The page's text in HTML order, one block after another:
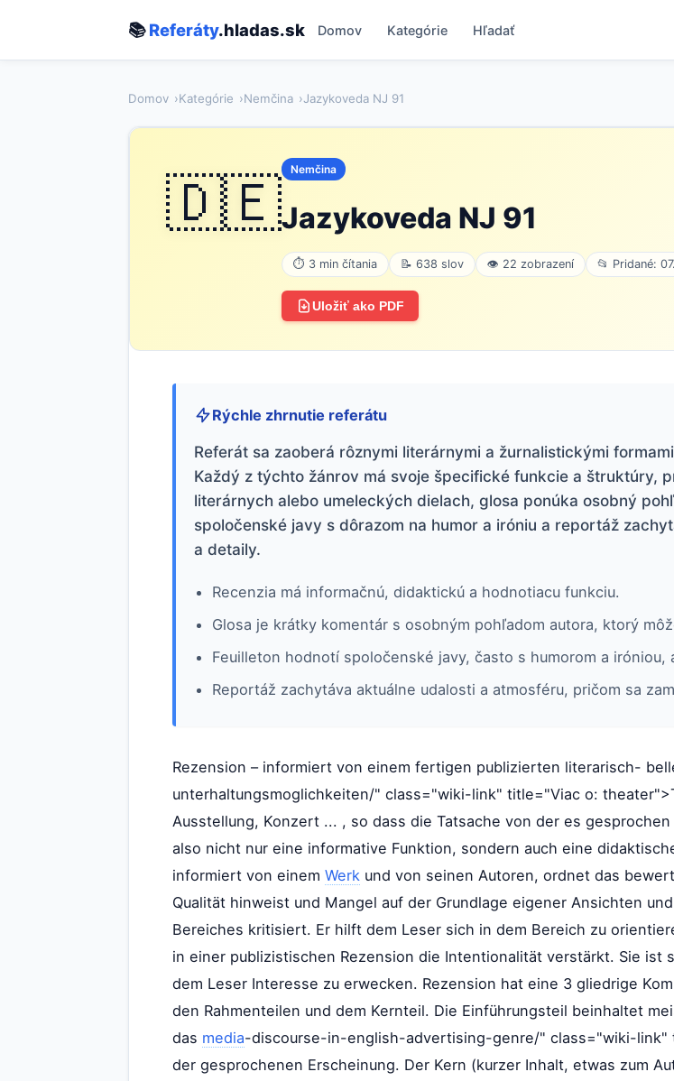
📚Referáty.hladas.sk Domov Kategórie Hľadať
Domov Kategórie Nemčina Jazykoveda NJ 91
🇩🇪 Nemčina
Jazykoveda NJ 91
⏱ 3 min čítania 📝 638 slov 👁 22 zobrazení 📂 Pridané:
Uložiť ako PDF
Rýchle zhrnutie referátu
Referát sa zaoberá rôznymi literárnymi a žurnalistickými
Každý z týchto žánrov má svoje špecifické funkcie a štruktúry,
literárnych alebo umeleckých dielach, glosa ponúka osobný
spoločenské javy s dôrazom na humor a iróniu a reportáž
a detaily.
Recenzia má informačnú, didaktickú a hodnotiacu funkciu.
Glosa je krátky komentár s osobným pohľadom autora, ktorý
Feuilleton hodnotí spoločenské javy, často s humorom a
Reportáž zachytáva aktuálne udalosti a atmosféru, pričom sa
Rezension – informiert von einem fertigen publizierten literarisch-
unterhaltungsmoglichkeiten/" class="wiki-link" title="Viac o:
Ausstellung, Konzert ... , so dass die Tatsache von der es
also nicht nur eine informative Funktion, sondern auch eine
informiert von einem Werk und von seinen Autoren, ordnet das
Qualität hinweist und Mangel auf der Grundlage eigener Ansichten
Bereiches kritisiert. Er hilft dem Leser sich in dem Bereich zu
in einer publizistischen Rezension die Intentionalität verstärkt. Sie ist
dem Leser Interesse zu erwecken. Rezension hat eine 3 gliedrige
den Rahmenteilen und dem Kernteil. Die Einführungsteil beinhaltet
das media-discourse-in-english-advertising-genre/" class="wiki-link"
der gesprochenen Erscheinung. Der Kern (kurzer Inhalt, etwas zum